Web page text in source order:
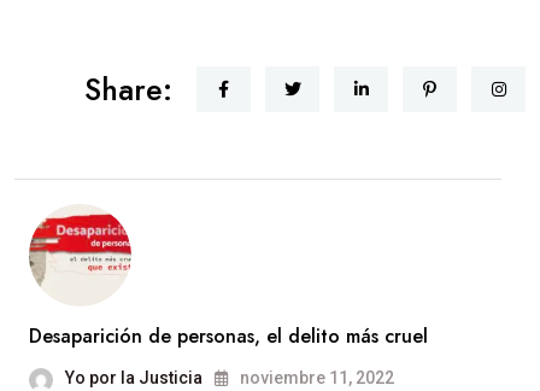
Share:
Desaparición de personas, el delito más cruel
Yo por la Justicia noviembre 11, 2022